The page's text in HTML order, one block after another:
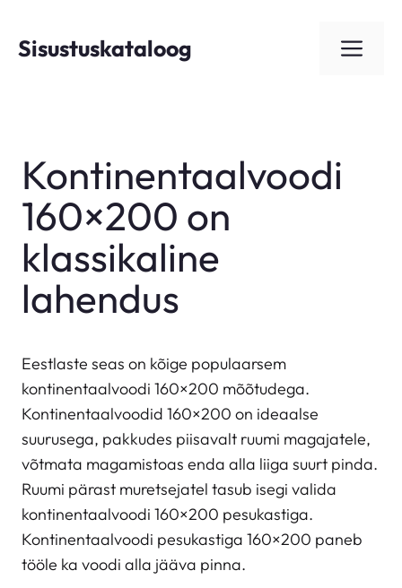
content
Sisustuskataloog
Kontinentaalvoodi
160×200 on
klassikaline
lahendus
Eestlaste seas on kõige populaarsem
kontinentaalvoodi 160×200 mõõtudega.
Kontinentaalvoodid 160×200 on ideaalse
suurusega, pakkudes piisavalt ruumi magajatele,
võtmata magamistoas enda alla liiga suurt pinda.
Ruumi pärast muretsejatel tasub isegi valida
kontinentaalvoodi 160×200 pesukastiga.
Kontinentaalvoodi pesukastiga 160×200 paneb
tööle ka voodi alla jääva pinna.